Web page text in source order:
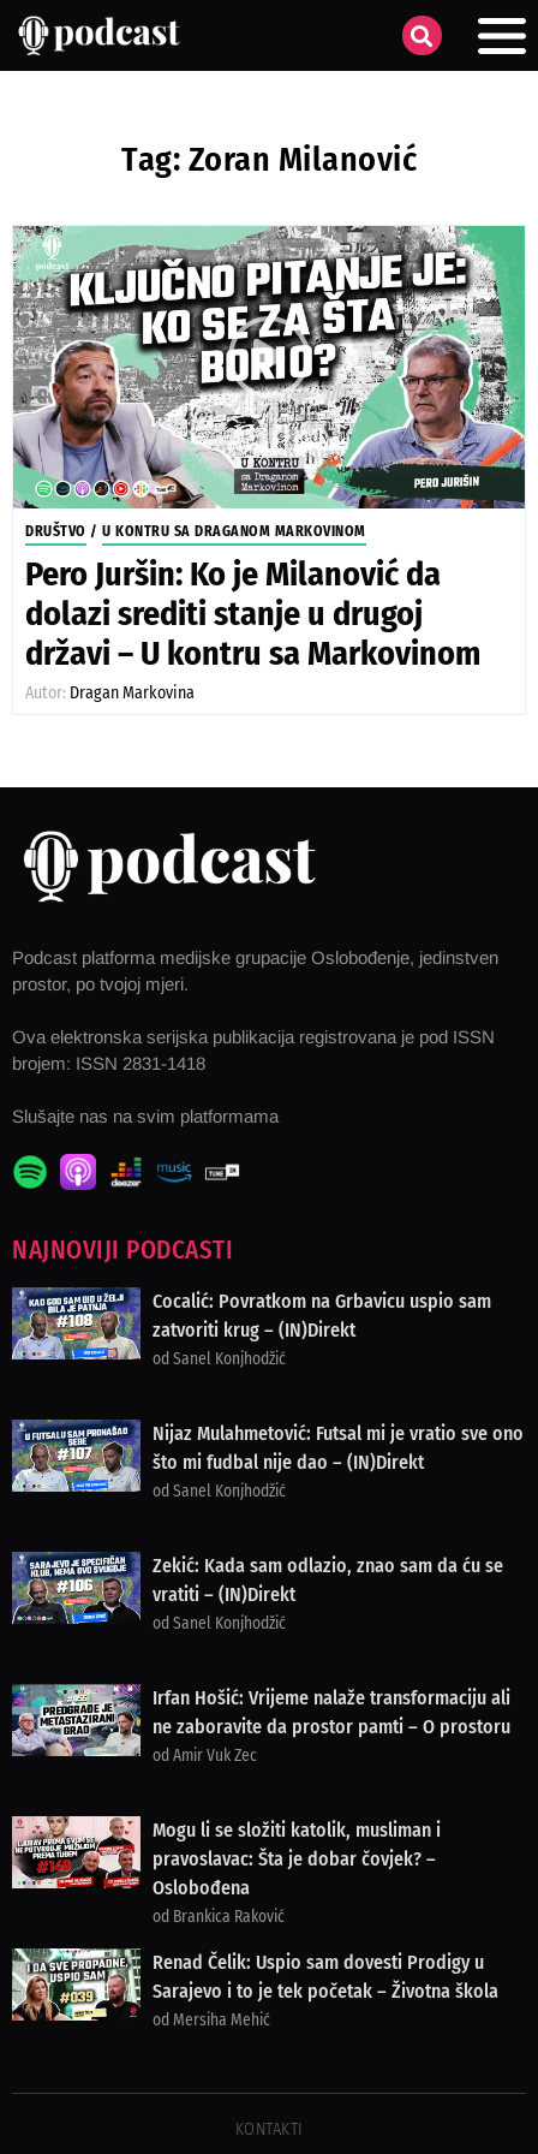
Tag: Zoran Milanović
DRUŠTVO / U KONTRU SA DRAGANOM MARKOVINOM
Pero Juršin: Ko je Milanović da
dolazi srediti stanje u drugoj
državi – U kontru sa Markovinom
Autor: Dragan Markovina
Podcast platforma medijske grupacije Oslobođenje, jedinstven
prostor, po tvojoj mjeri.
Ova elektronska serijska publikacija registrovana je pod ISSN
brojem: ISSN 2831-1418
Slušajte nas na svim platformama
NAJNOVIJI PODCASTI
Cocalić: Povratkom na Grbavicu uspio sam
zatvoriti krug – (IN)Direkt
od Sanel Konjhodžić
Nijaz Mulahmetović: Futsal mi je vratio sve ono
što mi fudbal nije dao – (IN)Direkt
od Sanel Konjhodžić
Zekić: Kada sam odlazio, znao sam da ću se
vratiti – (IN)Direkt
od Sanel Konjhodžić
Irfan Hošić: Vrijeme nalaže transformaciju ali
ne zaboravite da prostor pamti – O prostoru
od Amir Vuk Zec
Mogu li se složiti katolik, musliman i
pravoslavac: Šta je dobar čovjek? –
Oslobođena
od Brankica Raković
Renad Čelik: Uspio sam dovesti Prodigy u
Sarajevo i to je tek početak – Životna škola
od Mersiha Mehić
KONTAKTI